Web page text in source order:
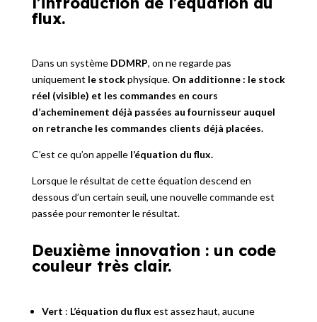
flux.
Dans un système DDMRP, on ne regarde pas
uniquement le stockphysique. On additionne : le stock
réel (visible) et les commandes en cours
d’acheminement déjà passées au fournisseur auquel
on retranche les commandes clients déjà placées.
C’est ce qu’on appelle l’équation du flux.
Lorsque le résultat de cette équation descend en
dessous d’un certain seuil, une nouvelle commande est
passée pour remonter le résultat.
Deuxième innovation : un code
couleur très clair.
Vert : L’équation du flux est assez haut, aucune